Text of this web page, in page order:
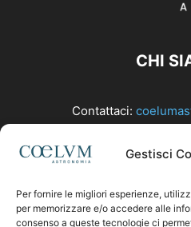
Gestisci
Per fornire le migliori esperienze,
per memorizzare e/o accedere alle
consenso a queste tecnologie ci
CHI
Contattaci: